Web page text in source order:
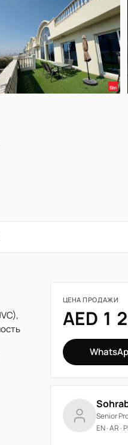
ЦЕНА ПРОДАЖИ
AED 1
Senior
EN · AR ·